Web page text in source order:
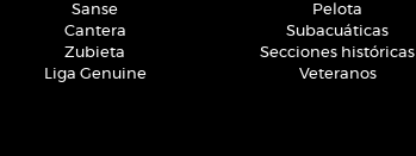
Sanse
Cantera
Zubieta
Liga Genuine
Pelota
Subacuáticas
Secciones históricas
Veteranos